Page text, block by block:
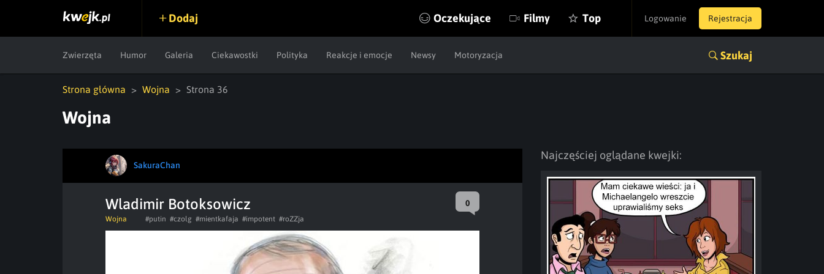
Logowanie Rejestracja
Dodaj Oczekujące Filmy Top
Zwierzęta Humor Galeria Ciekawostki Polityka Reakcje i emocje Newsy Motoryzacja Szukaj
Strona główna Wojna Strona 36
Wojna
SakuraChan
Wladimir Botoksowicz 0
Wojna #putin #czolg #mientkafaja #impotent #roZZja
Najczęściej oglądane kwejki: